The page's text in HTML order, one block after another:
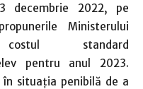
decembrie 2022, pe
Ministerului
standard
pentru anul 2023.
în situația penibilă de a